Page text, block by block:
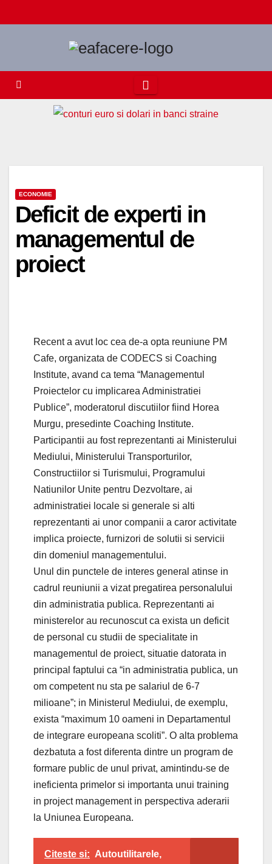
to
ECONOMIE
Deficit de experti in
managementul de
proiect
Recent a avut loc cea de-a opta reuniune PM
Cafe, organizata de CODECS si Coaching
Institute, avand ca tema “Managementul
Proiectelor cu implicarea Administratiei
Publice”, moderatorul discutiilor fiind Horea
Murgu, presedinte Coaching Institute.
Participantii au fost reprezentanti ai Ministerului
Mediului, Ministerului Transporturilor,
Constructiilor si Turismului, Programului
Natiunilor Unite pentru Dezvoltare, ai
administratiei locale si generale si alti
reprezentanti ai unor companii a caror activitate
implica proiecte, furnizori de solutii si servicii
din domeniul managementului.
Unul din punctele de interes general atinse in
cadrul reuniunii a vizat pregatirea personalului
din administratia publica. Reprezentanti ai
ministerelor au recunoscut ca exista un deficit
de personal cu studii de specialitate in
managementul de proiect, situatie datorata in
principal faptului ca “in administratia publica, un
om competent nu sta pe salariul de 6-7
milioane”; in Ministerul Mediului, de exemplu,
exista “maximum 10 oameni in Departamentul
de integrare europeana scoliti”. O alta problema
dezbatuta a fost diferenta dintre un program de
formare public de unul privat, amintindu-se de
ineficienta primelor si importanta unui training
in project management in perspectiva aderarii
la Uniunea Europeana.
Citeste si: Autoutilitarele,